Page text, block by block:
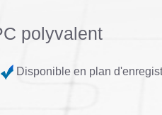
polyvalent
Disponible en plan